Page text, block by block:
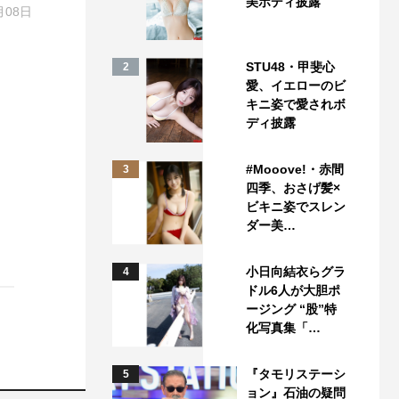
08日
2
STU48・甲斐心
愛、イエローのビ
キニ姿で愛されボ
ディ披露
3
#Mooove!・赤間
四季、おさげ髪×
ビキニ姿でスレン
ダー美…
4
小日向結衣らグラ
ドル6人が大胆ポ
ージング “股”特
化写真集「…
5
『タモリステーシ
ョン』石油の疑問